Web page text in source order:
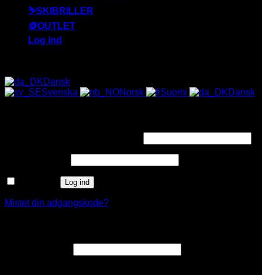
⛷️SKIBRILLER
🪙OUTLET
Log ind
Dansk
Svenska
Norsk Suomi Dansk
Log ind
Mistet din adgangskode?